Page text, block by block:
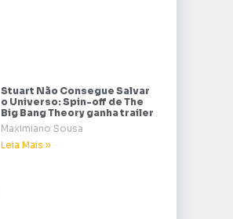
Stuart Não Consegue Salvar
o Universo: Spin-off de The
Big Bang Theory ganha trailer
Maximiano Sousa
Leia Mais »